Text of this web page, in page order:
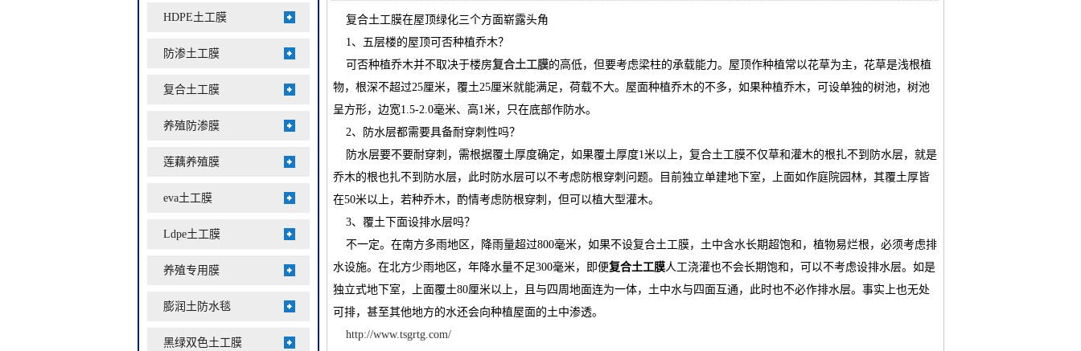
HDPE土工膜
防渗土工膜
复合土工膜
养殖防渗膜
莲藕养殖膜
eva土工膜
Ldpe土工膜
养殖专用膜
膨润土防水毯
黑绿双色土工膜
复合土工膜在屋顶绿化三个方面崭露头角
1、五层楼的屋顶可否种植乔木？
可否种植乔木并不取决于楼房复合土工膜的高低，但要考虑梁柱的承载能力。屋顶作种植常以花草为主，花草是浅根植
物，根深不超过25厘米，覆土25厘米就能满足，荷载不大。屋面种植乔木的不多，如果种植乔木，可设单独的树池，树池
呈方形，边宽1.5-2.0毫米、高1米，只在底部作防水。
2、防水层都需要具备耐穿刺性吗？
防水层要不要耐穿刺，需根据覆土厚度确定，如果覆土厚度1米以上，复合土工膜不仅草和灌木的根扎不到防水层，就是
乔木的根也扎不到防水层，此时防水层可以不考虑防根穿刺问题。目前独立单建地下室，上面如作庭院园林，其覆土厚皆
在50米以上，若种乔木，酌情考虑防根穿刺，但可以植大型灌木。
3、覆土下面设排水层吗？
不一定。在南方多雨地区，降雨量超过800毫米，如果不设复合土工膜，土中含水长期超饱和，植物易烂根，必须考虑排
水设施。在北方少雨地区，年降水量不足300毫米，即便复合土工膜人工浇灌也不会长期饱和，可以不考虑设排水层。如是
独立式地下室，上面覆土80厘米以上，且与四周地面连为一体，土中水与四面互通，此时也不必作排水层。事实上也无处
可排，甚至其他地方的水还会向种植屋面的土中渗透。
http://www.tsgrtg.com/